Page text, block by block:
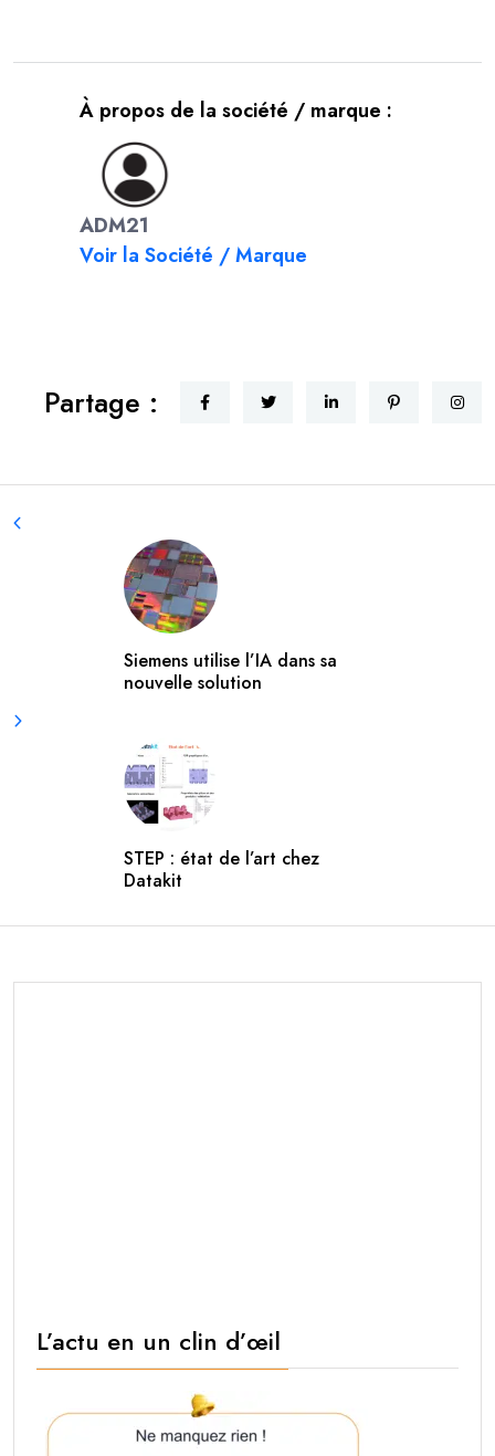
À propos de la société / marque :
ADM21
Voir la Société / Marque
Partage :
Siemens utilise l’IA dans sa
nouvelle solution
STEP : état de l’art chez
Datakit
L’actu en un clin d’œil